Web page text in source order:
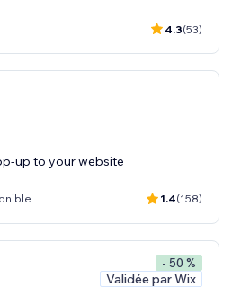
4.3(53)
up to your website
1.4(158)
- 50 %
Validée par Wix